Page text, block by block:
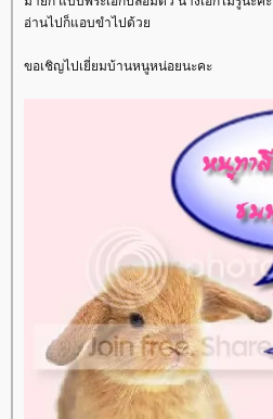
อ่านไปก็แอบขำไปด้ว
ขอเชิญไปเยี่ยมบ้านหนูหน่อยนะคะ